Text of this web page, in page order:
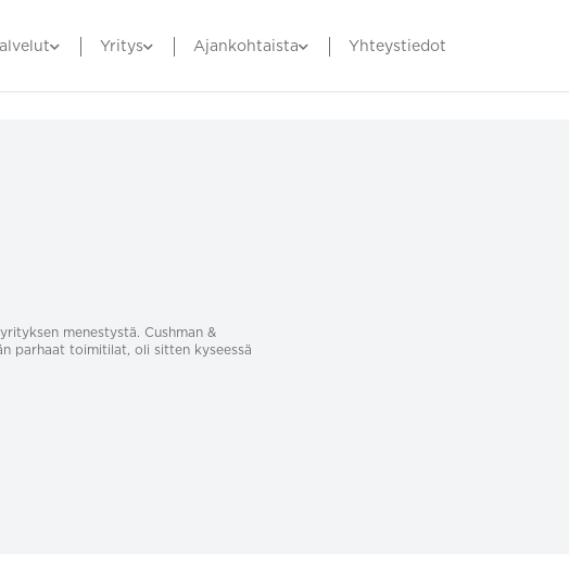
Yritys Ajankohtaista Yhteystiedot
menestystä. Cushman &
parhaat toimitilat, oli sitten kyseessä